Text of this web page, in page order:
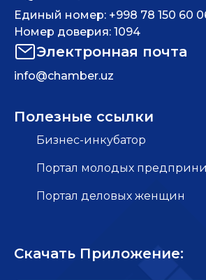
Единый номер: +998 78 150 60
Номер доверия: 1094
Электронная почта
info@chamber.uz
Полезные ссылки
Бизнес-инкубатор
Портал молодых
Портал деловых женщин
Скачать Приложение: